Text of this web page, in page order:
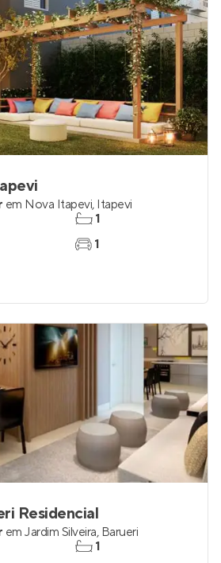
em Nova Itapevi, Itapevi
1
1
Residencial
em Jardim Silveira, Barueri
1